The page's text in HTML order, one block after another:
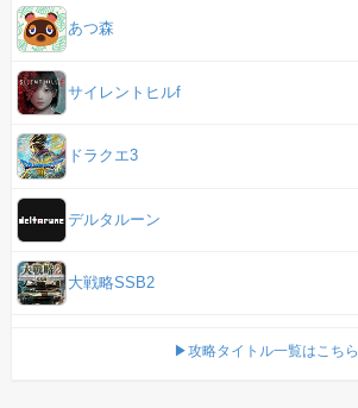
あつ森
サイレントヒルf
ドラクエ3
デルタルーン
大戦略SSB2
▶攻略タイトル一覧はこちら